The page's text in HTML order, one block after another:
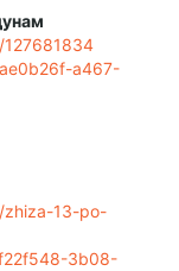
a467-
zhiza-13-po-
3b08-